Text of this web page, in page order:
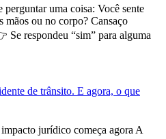
uma coisa: Você sente
mãos ou no corpo? Cansaço
Se respondeu “sim” para alguma
de trânsito. E agora, o que
jurídico começa agora A